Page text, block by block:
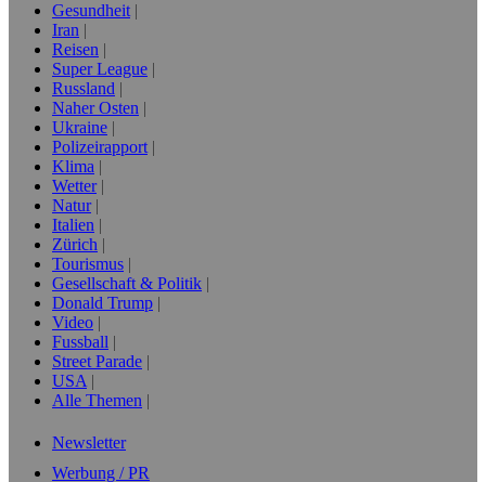
Gesundheit
Iran
Reisen
Super League
Russland
Naher Osten
Ukraine
Polizeirapport
Klima
Wetter
Natur
Italien
Zürich
Tourismus
Gesellschaft & Politik
Donald Trump
Video
Fussball
Street Parade
USA
Alle Themen
Newsletter
Werbung / PR